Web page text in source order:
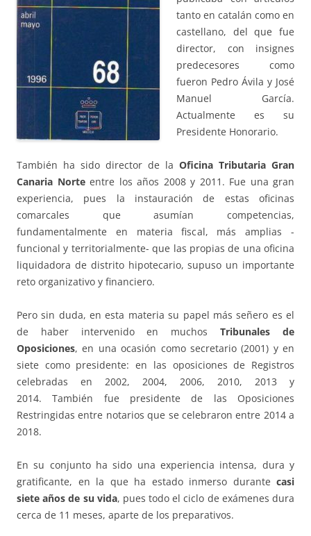
tanto en catalán como en
castellano, del que fue
director, con insignes
predecesores como
fueron Pedro Ávila y José
Manuel García.
Actualmente es su
Presidente Honorario.
También ha sido director de la Oficina Tributaria Gran
Canaria Norteentre los años 2008 y 2011. Fue una gran
experiencia, pues la instauración de estas oficinas
comarcales que asumían competencias,
fundamentalmente en materia fiscal, más amplias -
funcional y territorialmente- que las propias de una oficina
liquidadora de distrito hipotecario, supuso un importante
reto organizativo y financiero.
Pero sin duda, en esta materia su papel más señero es el
de haber intervenido en muchosTribunales de
Oposiciones, en una ocasión como secretario (2001) y en
siete como presidente: en las oposiciones de Registros
celebradas en 2002, 2004, 2006, 2010, 2013 y
2014. También fue presidente de las Oposiciones
Restringidas entre notarios que se celebraron entre 2014 a
2018.
En su conjunto ha sido una experiencia intensa, dura y
gratificante, en la que ha estado inmerso durante casi
siete años de su vida, pues todo el ciclo de exámenes dura
cerca de 11 meses, aparte de los preparativos.